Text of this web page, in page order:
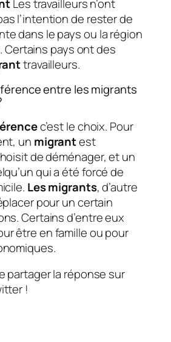
Les travailleurs n’ont
l’intention de rester de
dans le pays ou la région
Certains pays ont des
travailleurs.
entre les migrants
c’est le choix. Pour
un migrantest
de déménager, et un
qui a été forcé de
Les migrants, d’autre
pour un certain
Certains d’entre eux
être en famille ou pour
partager la réponse sur
!